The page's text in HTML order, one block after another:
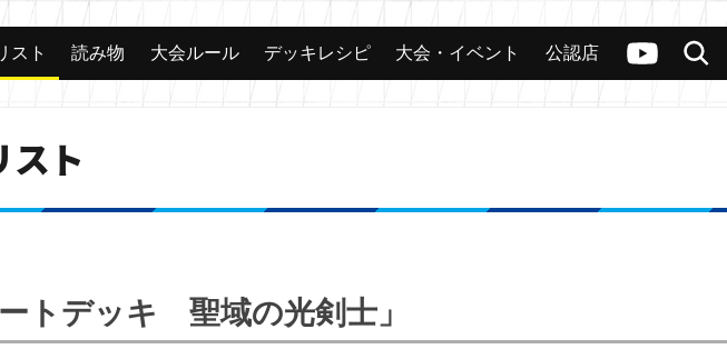
ヴァンガードch
検索
カード 大会 公認店舗 その他
スト 読み物 大会ルール デッキレシピ 大会・イベント 公認店
ト
トデッキ 聖域の光剣士」